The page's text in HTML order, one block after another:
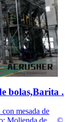
bolas,Barita .
mesada de